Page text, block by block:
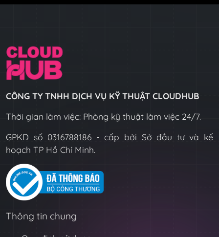
CÔNG TY TNHH DỊCH VỤ KỸ THUẬT CLOUDHUB
Thời gian làm việc: Phòng kỹ thuật làm việc 24/7.
GPKD số 0316788186 - cấp bởi Sở đầu tư và kế
hoạch TP Hồ Chí Minh.
Thông tin chung